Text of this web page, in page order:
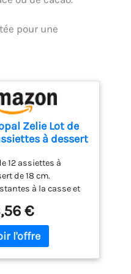
au lave-
pour une
Zelie Lot de
à dessert
Blanc 18
12 assiettes à
de 18 cm.
à la casse et
vaisselle,
aux
de
€